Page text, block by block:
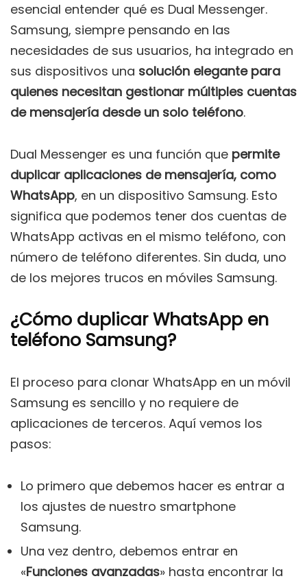
esencial entender qué es Dual Messenger.
Samsung, siempre pensando en las
necesidades de sus usuarios, ha integrado en
sus dispositivos una solución elegante para
quienes necesitan gestionar múltiples cuentas
de mensajería desde un solo teléfono.
Dual Messenger es una función que permite
duplicar aplicaciones de mensajería, como
WhatsApp, en un dispositivo Samsung. Esto
significa que podemos tener dos cuentas de
WhatsApp activas en el mismo teléfono, con
número de teléfono diferentes. Sin duda, uno
de los mejores trucos en móviles Samsung.
¿Cómo duplicar WhatsApp en
teléfono Samsung?
El proceso para clonar WhatsApp en un móvil
Samsung es sencillo y no requiere de
aplicaciones de terceros. Aquí vemos los
pasos:
Lo primero que debemos hacer es entrar a
los ajustes de nuestro smartphone
Samsung.
Una vez dentro, debemos entrar en
«Funciones avanzadas» hasta encontrar la